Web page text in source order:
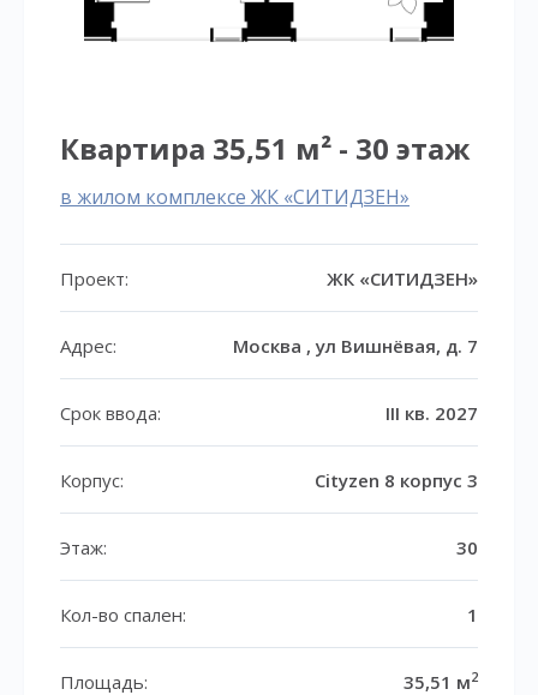
Квартира 35,51 м² - 30 этаж
в жилом комплексе ЖК «СИТИДЗЕН»
Проект: ЖК «СИТИДЗЕН»
Адрес: Москва , ул Вишнёвая, д. 7
Срок ввода: III кв. 2027
Корпус: Cityzen 8 корпус 3
Этаж: 30
Кол-во спален: 1
Площадь: 35,51 м2